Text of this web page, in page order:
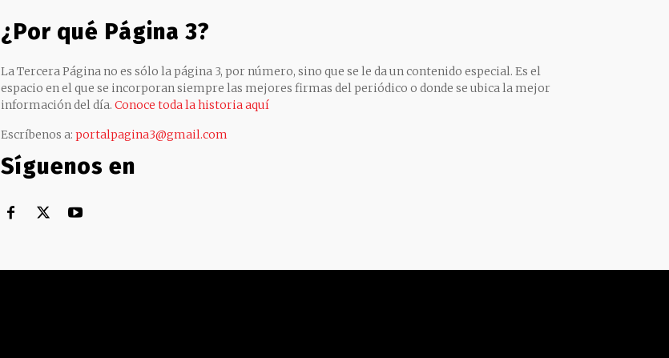
¿Por qué Página 3?
La Tercera Página no es sólo la página 3, por número, sino que se le da un contenido especial. Es el
espacio en el que se incorporan siempre las mejores firmas del periódico o donde se ubica la mejor
información del día. Conoce toda la historia aquí
Escríbenos a: portalpagina3@gmail.com
Síguenos en